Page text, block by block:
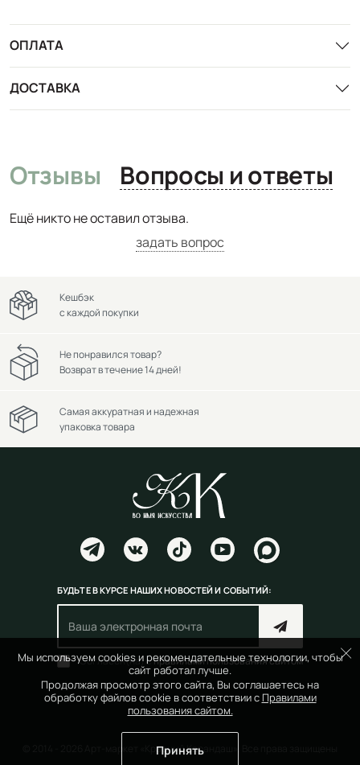
ОПЛАТА
ДОСТАВКА
Отзывы Вопросы и ответы
Ещё никто не оставил отзыва.
задать вопрос
Мы используем cookies и рекомендательные технологии, чтобы
сайт работал лучше.
Продолжая просмотр этого сайта, Вы соглашаетесь на
обработку файлов cookie в соответствии с Правилами
пользования сайтом.
Принять
Кешбэк
с каждой покупки
Не понравился товар?
Возврат в течение 14 дней!
Самая аккуратная и надежная
упаковка товара
БУДЬТЕ В КУРСЕ НАШИХ НОВОСТЕЙ И СОБЫТИЙ:
Согласен(на) справилами пользования сайтом
© 2014 - 2026 Арт-маркет «Красный Карандаш». Все права защищены